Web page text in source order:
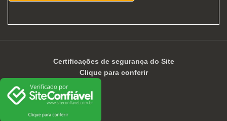
Certificações de segurança do Site
Clique para conferir